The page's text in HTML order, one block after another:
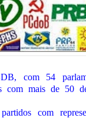
com 54
com mais de 50
com